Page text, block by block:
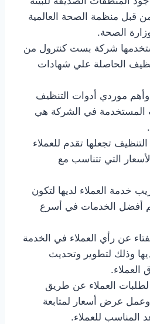
قبل منظمة الصحة العالمية
الصحة.
شركة بست كنترول من
الحاصلة علي شهادات
موردي أدوات التنظيف
المستخدمة في الشركة هي
تجعلها تقدم للعملاء
التي تتناسب مع
خدمة العملاء لديها لتكون
أفضل الخدمات في أسرع
عن رأي العملاء في الخدمة
وذلك لتطوير وتحديث
العملاء.
العملاء عن طريق
وعمل عرض أسعار لمتابعة
المناسب للعملاء.